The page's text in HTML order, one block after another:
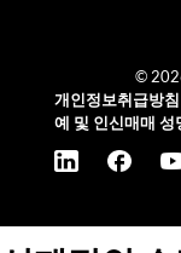
©
개인정보취급방침
예 및 인신매매 성